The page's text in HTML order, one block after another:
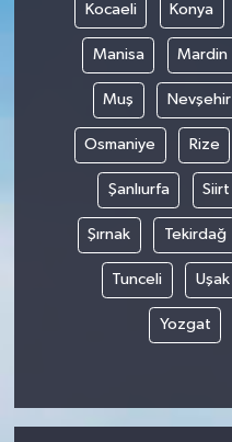
Kocaeli Konya
Manisa Mardin
Muş Nevşehir
Osmaniye Rize
Şanlıurfa Siirt
Şırnak Tekirdağ
Tunceli Uşak
Yozgat